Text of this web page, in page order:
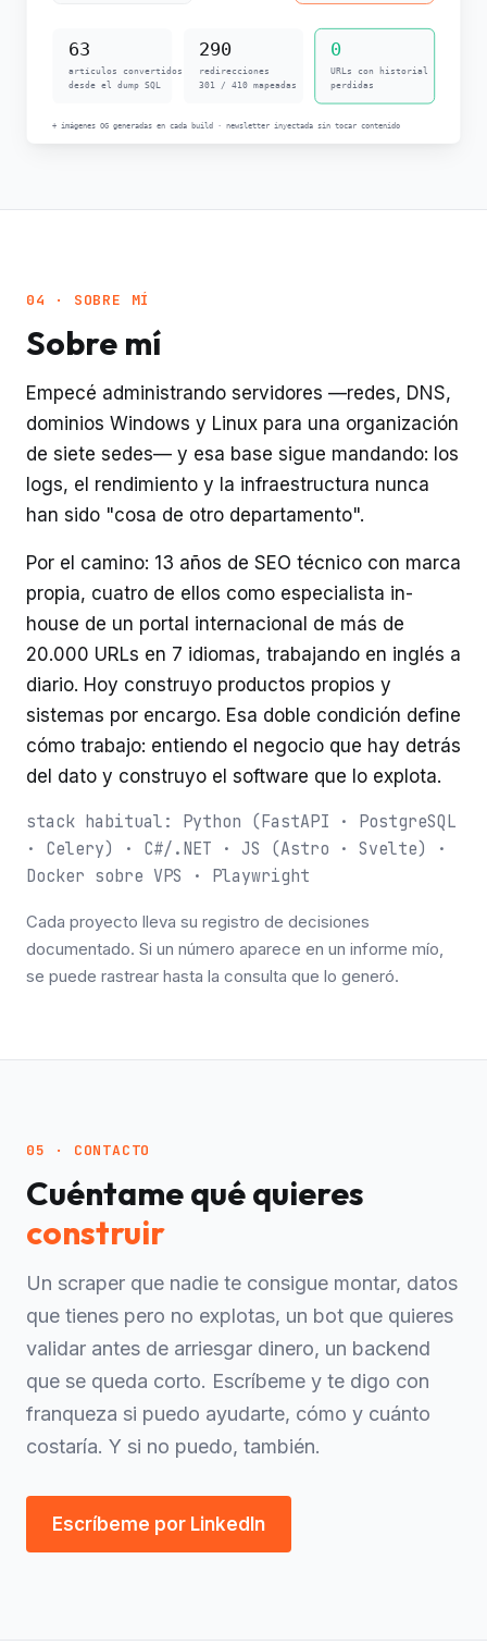
04 · SOBRE MÍ
Sobre mí
Empecé administrando servidores —redes, DNS,
dominios Windows y Linux para una organización
de siete sedes— y esa base sigue mandando: los
logs, el rendimiento y la infraestructura nunca
han sido "cosa de otro departamento".
Por el camino: 13 años de SEO técnico con marca
propia, cuatro de ellos como especialista in-
house de un portal internacional de más de
20.000 URLs en 7 idiomas, trabajando en inglés a
diario. Hoy construyo productos propios y
sistemas por encargo. Esa doble condición define
cómo trabajo: entiendo el negocio que hay detrás
del dato y construyo el software que lo explota.
stack habitual: Python (FastAPI · PostgreSQL
· Celery) · C#/.NET · JS (Astro · Svelte) ·
Docker sobre VPS · Playwright
Cada proyecto lleva su registro de decisiones
documentado. Si un número aparece en un informe mío,
se puede rastrear hasta la consulta que lo generó.
05 · CONTACTO
Cuéntame qué quieres
construir
Un scraper que nadie te consigue montar, datos
que tienes pero no explotas, un bot que quieres
validar antes de arriesgar dinero, un backend
que se queda corto. Escríbeme y te digo con
franqueza si puedo ayudarte, cómo y cuánto
costaría. Y si no puedo, también.
Escríbeme por LinkedIn